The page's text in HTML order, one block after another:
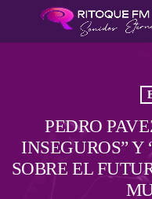
PEDRO
INSEGUROS” Y
SOBRE EL